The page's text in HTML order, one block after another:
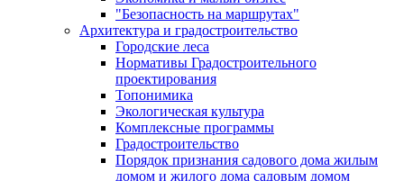
"Безопасность на маршрутах"
Архитектура и градостроительство
Городские леса
Нормативы Градостроительного
проектирования
Топонимика
Экологическая культура
Комплексные программы
Градостроительство
Порядок признания садового дома жилым
домом и жилого дома садовым домом